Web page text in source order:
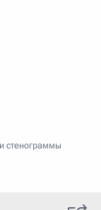
стенограммы